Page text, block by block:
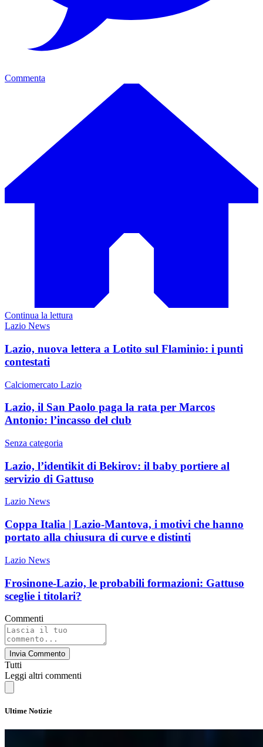
Commenta
Continua la lettura
Lazio News
Lazio, nuova lettera a Lotito sul Flaminio: i punti
contestati
Calciomercato Lazio
Lazio, il San Paolo paga la rata per Marcos
Antonio: l’incasso del club
Senza categoria
Lazio, l’identikit di Bekirov: il baby portiere al
servizio di Gattuso
Lazio News
Coppa Italia | Lazio-Mantova, i motivi che hanno
portato alla chiusura di curve e distinti
Lazio News
Frosinone-Lazio, le probabili formazioni: Gattuso
sceglie i titolari?
Commenti
Invia Commento
Tutti
Leggi altri commenti
Ultime Notizie